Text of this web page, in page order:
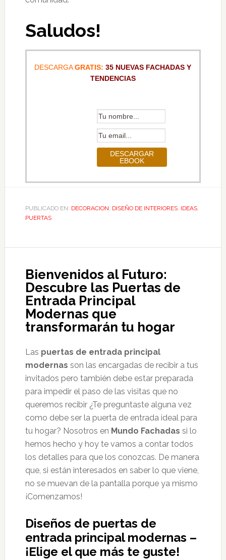
Saludos!
DESCARGAGRATIS: 35 NUEVAS FACHADAS Y
TENDENCIAS
PUBLICADO EN: DECORACION, DISEÑO DE INTERIORES, IDEAS,
PUERTAS
Bienvenidos al Futuro:
Descubre las Puertas de
Entrada Principal
Modernas que
transformarán tu hogar
Las puertas de entrada principal
modernas son las encargadas de recibir a tus
invitados pero también debe estar preparada
para impedir el paso de las visitas que no
queremos recibir ¿Te preguntaste alguna vez
como debe ser la puerta de entrada ideal para
tu hogar? Nosotros en Mundo Fachadas si lo
hemos hecho y hoy te vamos a contar todos
los detalles para que los conozcas. De manera
que, si están interesados en saber lo que viene,
no se muevan de la pantalla porque ya mismo
¡Comenzamos!
Diseños de puertas de
entrada principal modernas –
¡Elige el que más te guste!